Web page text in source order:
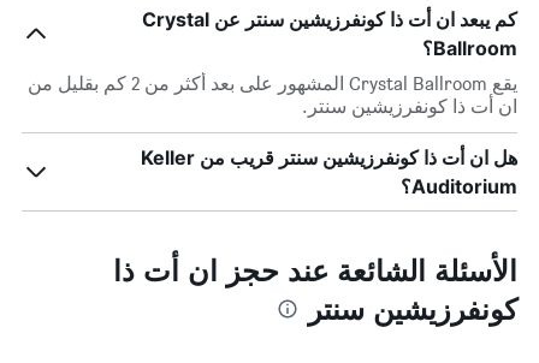
كم يبعد ان أت ذا كونفرزيشين سنتر عن Crystal
Ballroom؟
يقع Crystal Ballroom المشهور على بعد أكثر من 2 كم بقليل من
ان أت ذا كونفرزيشين سنتر.
هل ان أت ذا كونفرزيشين سنتر قريب من Keller
Auditorium؟
الأسئلة الشائعة عند حجز ان أت ذا
كونفرزيشين سنتر